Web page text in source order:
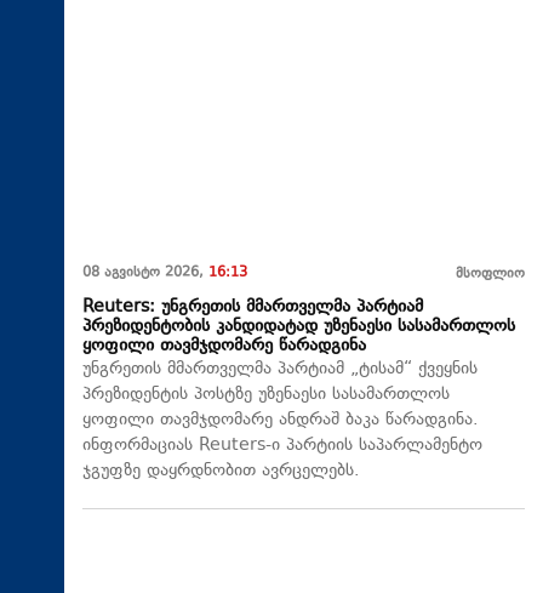
08 აგვისტო 2026, 16:13 მსოფლიო
Reuters: უნგრეთის მმართველმა პარტიამ
პრეზიდენტობის კანდიდატად უზენაესი სასამართლოს
ყოფილი თავმჯდომარე წარადგინა
უნგრეთის მმართველმა პარტიამ „ტისამ“ ქვეყნის
პრეზიდენტის პოსტზე უზენაესი სასამართლოს
ყოფილი თავმჯდომარე ანდრაშ ბაკა წარადგინა.
ინფორმაციას Reuters-ი პარტიის საპარლამენტო
ჯგუფზე დაყრდნობით ავრცელებს.